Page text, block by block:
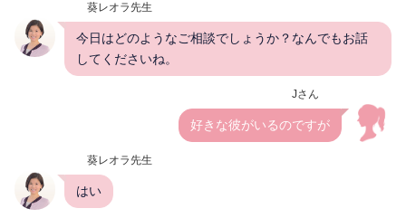
葵レオラ先生
今日はどのようなご相談でしょうか？なんでもお話
してくださいね。
Jさん
好きな彼がいるのですが
葵レオラ先生
はい